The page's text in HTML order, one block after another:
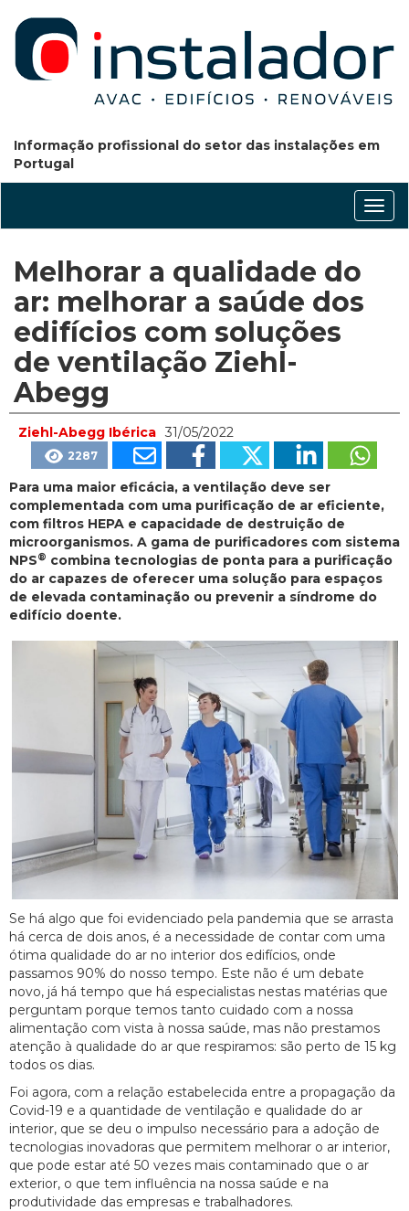
Informação profissional do setor das instalações em
Portugal
Melhorar a qualidade do
ar: melhorar a saúde dos
edifícios com soluções
de ventilação Ziehl-
Abegg
Ziehl-Abegg Ibérica 31/05/2022
2287
Para uma maior eficácia, a ventilação deve ser
complementada com uma purificação de ar eficiente,
com filtros HEPA e capacidade de destruição de
microorganismos. A gama de purificadores com sistema
NPS® combina tecnologias de ponta para a purificação
do ar capazes de oferecer uma solução para espaços
de elevada contaminação ou prevenir a síndrome do
edifício doente.
Se há algo que foi evidenciado pela pandemia que se arrasta
há cerca de dois anos, é a necessidade de contar com uma
ótima qualidade do ar no interior dos edifícios, onde
passamos 90% do nosso tempo. Este não é um debate
novo, já há tempo que há especialistas nestas matérias que
perguntam porque temos tanto cuidado com a nossa
alimentação com vista à nossa saúde, mas não prestamos
atenção à qualidade do ar que respiramos: são perto de 15 kg
todos os dias.
Foi agora, com a relação estabelecida entre a propagação da
Covid-19 e a quantidade de ventilação e qualidade do ar
interior, que se deu o impulso necessário para a adoção de
tecnologias inovadoras que permitem melhorar o ar interior,
que pode estar até 50 vezes mais contaminado que o ar
exterior, o que tem influência na nossa saúde e na
produtividade das empresas e trabalhadores.